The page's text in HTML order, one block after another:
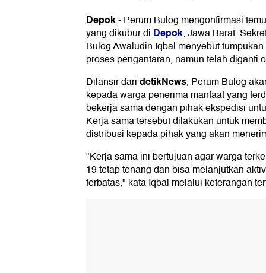
Depok-Perum Bulog mengonfirmasi
yang dikubur di Depok, Jawa Barat.
Bulog Awaludin Iqbal menyebut
proses pengantaran, namun telah diganti
Dilansir daridetikNews, Perum Bulog
kepada warga penerima manfaat yang
bekerja sama dengan pihak ekspedisi
Kerja sama tersebut dilakukan untuk
distribusi kepada pihak yang akan
"Kerja sama ini bertujuan agar warga
19 tetap tenang dan bisa melanjutkan
terbatas," kata Iqbal melalui keterangan